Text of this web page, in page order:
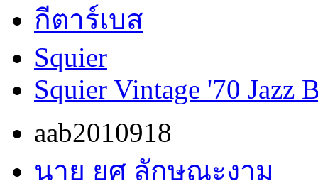
กีตาร์เบส
Squier
Squier Vintage '70 Jazz
aab2010918
นาย ยศ ลักษณะงาม